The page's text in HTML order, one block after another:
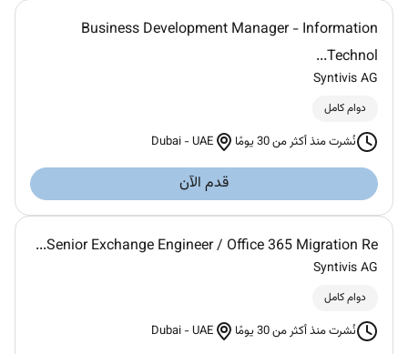
Business Development Manager - Information
Technol...
Syntivis AG
دوام كامل
نُشرت منذ أكثر من 30 يومًا Dubai -UAE
قدم الآن
Senior Exchange Engineer / Office 365 Migration Re...
Syntivis AG
دوام كامل
نُشرت منذ أكثر من 30 يومًا Dubai -UAE